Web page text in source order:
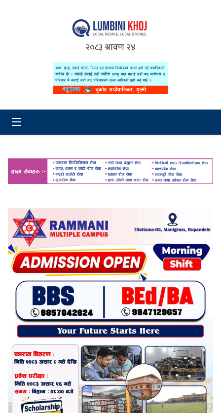
२०८३ श्रावण २४